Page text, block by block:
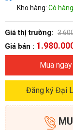
Kho hàng: Có hàng
Giá thị trường:
Giá bán :
Mua ngay
Đăng ký Đại